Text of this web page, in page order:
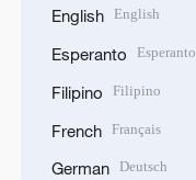
English English
Esperanto Esperanto
Filipino Filipino
French Français
German Deutsch